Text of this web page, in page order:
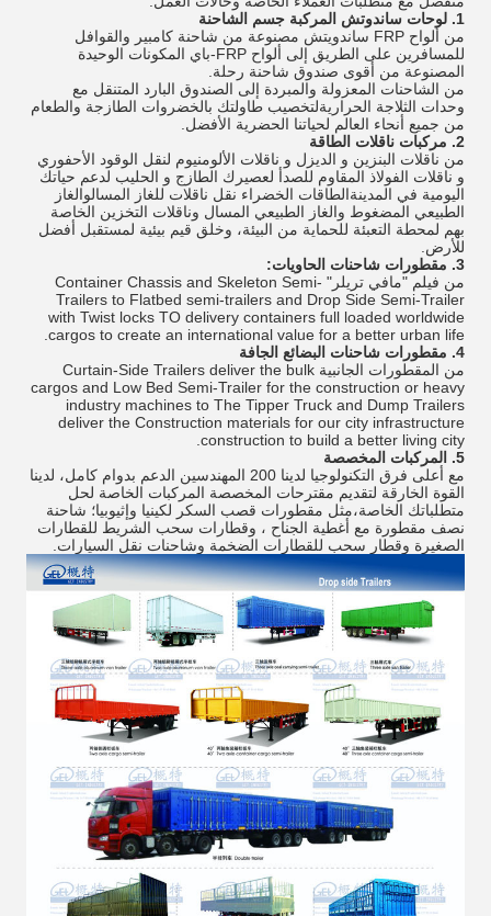
1. لوحات ساندوتش المركبة جسم الشاحنة
من ألواح FRP ساندويتش مصنوعة من شاحنة كامبير والقوافل
للمسافرين على الطريق إلى ألواح FRP-باي المكونات الوحيدة
المصنوعة من أقوى صندوق شاحنة رحلة.
من الشاحنات المعزولة والمبردة إلى الصندوق البارد المتنقل مع
وحدات الثلاجة الحراريةلتخصيب طاولتك بالخضروات الطازجة والطعام
من جميع أنحاء العالم لحياتنا الحضرية الأفضل.
2. مركبات ناقلات الطاقة
من ناقلات البنزين و الديزل و ناقلات الألومنيوم لنقل الوقود الأحفوري
و ناقلات الفولاذ المقاوم للصدأ لعصيرك الطازج و الحليب لدعم حياتك
اليومية في المدينةالطاقات الخضراء نقل ناقلات للغاز المسالوالغاز
الطبيعي المضغوط والغاز الطبيعي المسال وناقلات التخزين الخاصة
بهم لمحطة التعبئة للحماية من البيئة، وخلق قيم بيئية لمستقبل أفضل
للأرض.
3. مقطورات شاحنات الحاويات:
من فيلم "مافي تريلر" Container Chassis and Skeleton Semi-
Trailers to Flatbed semi-trailers and Drop Side Semi-Trailer
with Twist locks TO delivery containers full loaded worldwide
cargos to create an international value for a better urban life.
4. مقطورات شاحنات البضائع الجافة
من المقطورات الجانبية Curtain-Side Trailers deliver the bulk
cargos and Low Bed Semi-Trailer for the construction or heavy
industry machines to The Tipper Truck and Dump Trailers
deliver the Construction materials for our city infrastructure
construction to build a better living city.
5.
المركبات المخصصة
مع أعلى فرق التكنولوجيا لدينا 200 المهندسين الدعم بدوام كامل، لدينا
القوة الخارقة لتقديم مقترحات المخصصة المركبات الخاصة لحل
متطلباتك الخاصة،مثل مقطورات قصب السكر لكينيا وإثيوبيا؛ شاحنة
نصف مقطورة مع أغطية الجناح ، وقطارات سحب الشريط للقطارات
الصغيرة وقطار سحب للقطارات الضخمة وشاحنات نقل السيارات.